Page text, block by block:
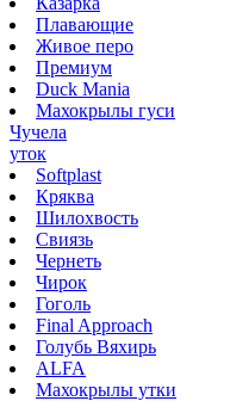
Плавающие
Живое перо
Премиум
Duck Mania
Махокрылы гуси
Чучела
уток
Softplast
Кряква
Шилохвость
Свиязь
Чернеть
Чирок
Гоголь
Final Approach
Голубь Вяхирь
ALFA
Махокрылы утки